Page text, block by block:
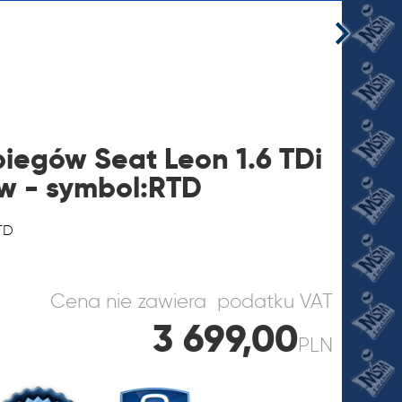
Seat Leon 1.6 TDi
- symbol:RTD
Cena nie zawiera podatku VAT
3 699,00PLN